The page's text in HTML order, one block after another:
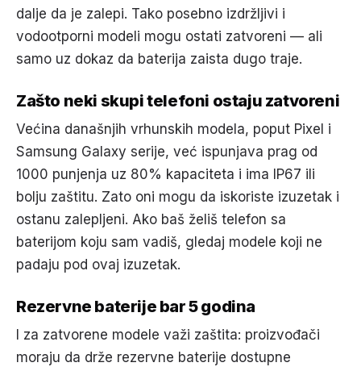
dalje da je zalepi. Tako posebno izdržljivi i
vodootporni modeli mogu ostati zatvoreni — ali
samo uz dokaz da baterija zaista dugo traje.
Zašto neki skupi telefoni ostaju zatvoreni
Većina današnjih vrhunskih modela, poput Pixel i
Samsung Galaxy serije, već ispunjava prag od
1000 punjenja uz 80% kapaciteta i ima IP67 ili
bolju zaštitu. Zato oni mogu da iskoriste izuzetak i
ostanu zalepljeni. Ako baš želiš telefon sa
baterijom koju sam vadiš, gledaj modele koji ne
padaju pod ovaj izuzetak.
Rezervne baterije bar 5 godina
I za zatvorene modele važi zaštita: proizvođači
moraju da drže rezervne baterije dostupne